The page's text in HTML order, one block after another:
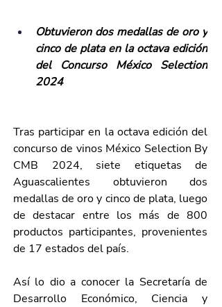
Obtuvieron dos medallas de oro y
cinco de plata en la octava edición
del Concurso México Selection
2024
Tras participar en la octava edición del
concurso de vinos México Selection By
CMB 2024, siete etiquetas de
Aguascalientes obtuvieron dos
medallas de oro y cinco de plata, luego
de destacar entre los más de 800
productos participantes, provenientes
de 17 estados del país.
Así lo dio a conocer la Secretaría de
Desarrollo Económico, Ciencia y